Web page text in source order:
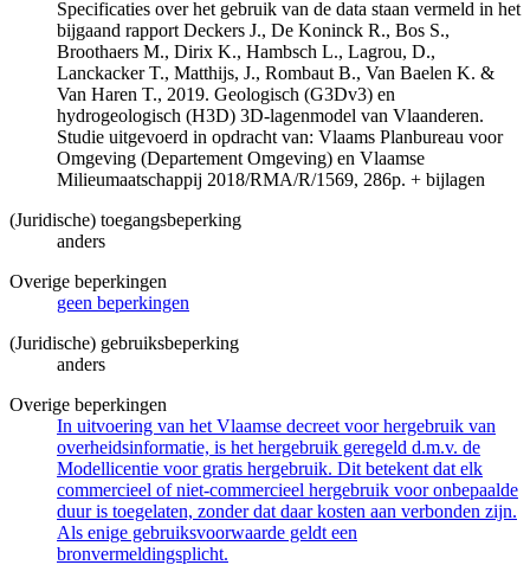
Specificaties over het gebruik van de data staan vermeld in het
bijgaand rapport Deckers J., De Koninck R., Bos S.,
Broothaers M., Dirix K., Hambsch L., Lagrou, D.,
Lanckacker T., Matthijs, J., Rombaut B., Van Baelen K. &
Van Haren T., 2019. Geologisch (G3Dv3) en
hydrogeologisch (H3D) 3D-lagenmodel van Vlaanderen.
Studie uitgevoerd in opdracht van: Vlaams Planbureau voor
Omgeving (Departement Omgeving) en Vlaamse
Milieumaatschappij 2018/RMA/R/1569, 286p. + bijlagen
(Juridische) toegangsbeperking
anders
Overige beperkingen
geen beperkingen
(Juridische) gebruiksbeperking
anders
Overige beperkingen
In uitvoering van het Vlaamse decreet voor hergebruik van
overheidsinformatie, is het hergebruik geregeld d.m.v. de
Modellicentie voor gratis hergebruik. Dit betekent dat elk
commercieel of niet-commercieel hergebruik voor onbepaalde
duur is toegelaten, zonder dat daar kosten aan verbonden zijn.
Als enige gebruiksvoorwaarde geldt een
bronvermeldingsplicht.